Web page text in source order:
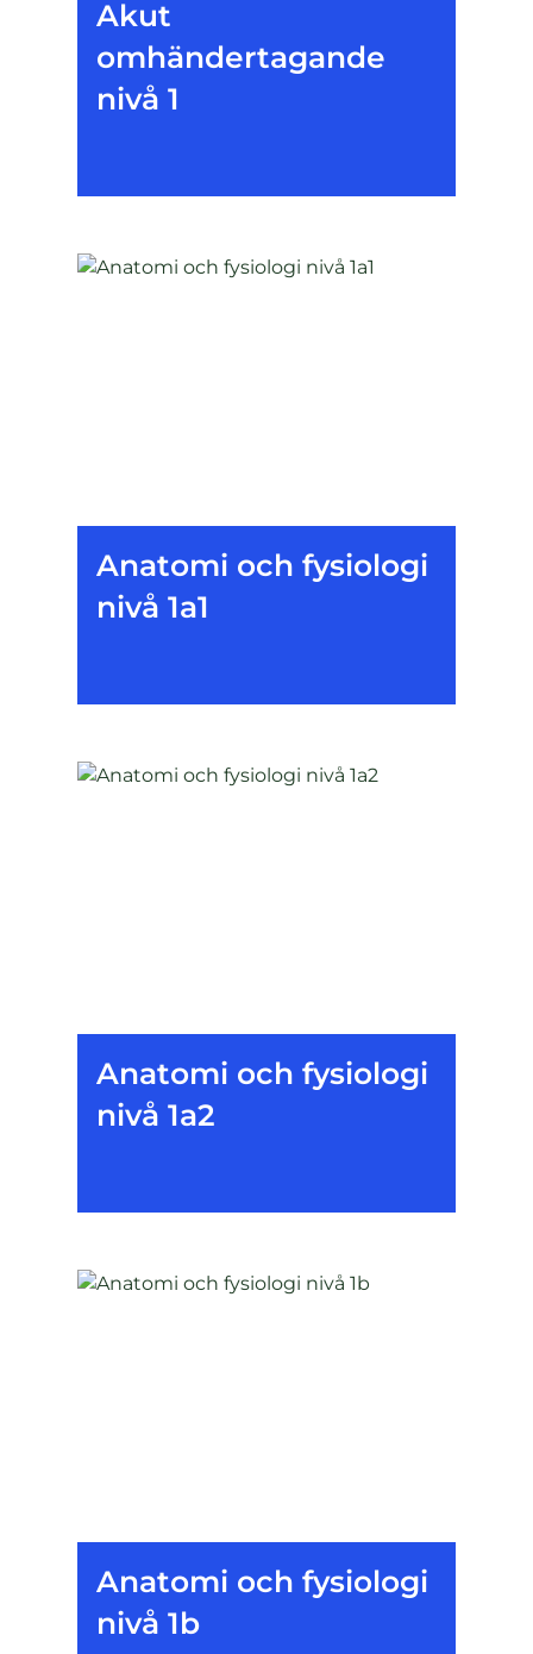
Akut
omhändertagande
nivå 1
Anatomi och fysiologi
nivå 1a1
Anatomi och fysiologi
nivå 1a2
Anatomi och fysiologi
nivå 1b